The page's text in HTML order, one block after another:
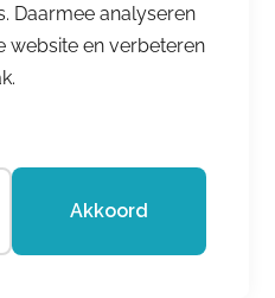
H+K
Daarmee analyseren
website en verbeteren
Akkoord